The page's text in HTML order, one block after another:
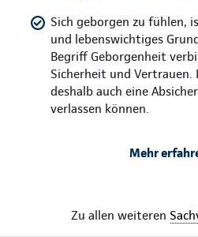
Sich geborgen zu fühlen,
und lebenswichtiges
Begriff Geborgenheit
Sicherheit und Vertrauen.
deshalb auch eine
verlassen können.
Mehr
Zu allen weiteren